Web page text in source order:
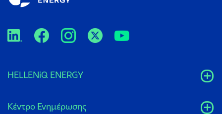
HELLENiQ ENERGY
Κέντρο Ενημέρωσης